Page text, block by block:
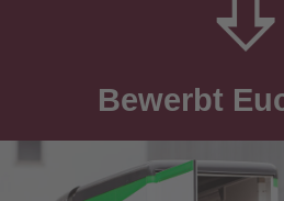
Bewerbt